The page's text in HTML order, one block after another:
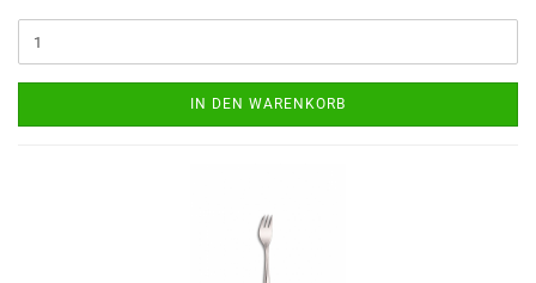
IN DEN WARENKORB